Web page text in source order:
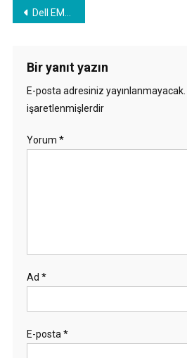
Yazı
Dell EMC RecoverPoint Güvenlik Güncelleştirilmesi ve GUI erişimi
Bir yanıt yazın
E-posta adresiniz yayınlanmayacak.
işaretlenmişlerdir
Yorum *
Ad *
E-posta *